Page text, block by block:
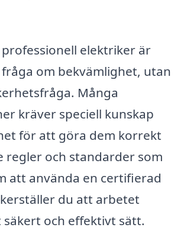
elektriker är
om bekvämlighet, utan
Många
kräver speciell kunskap
för att göra dem korrekt
regler och standarder som
att använda en certifierad
du att arbetet
och effektivt sätt.